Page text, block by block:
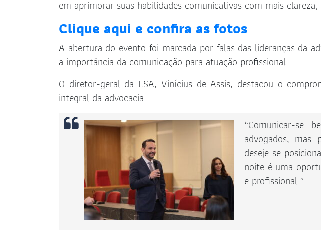
em aprimorar suas habilidades comunicativas com mais
Clique aqui e confira as fotos
A abertura do evento foi marcada por falas das lideranças da
a importância da comunicação para atuação profissional.
O diretor-geral da ESA, Vinícius de Assis, destacou o
integral da advocacia.
“Comunicar-se
advogados, mas
deseje se
noite é uma
e profissional.”